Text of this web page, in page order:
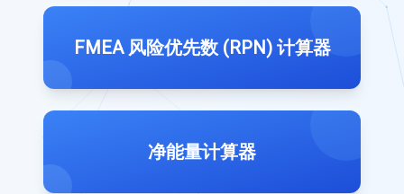
FMEA 风险优先数 (RPN) 计算器
净能量计算器